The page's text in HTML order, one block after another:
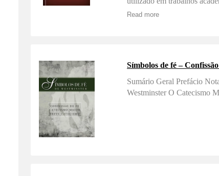
o ponteiro do mouse sobre
Read more
Símbolos de fé –
Sumário Geral Prefácio
Westminster O Catecismo